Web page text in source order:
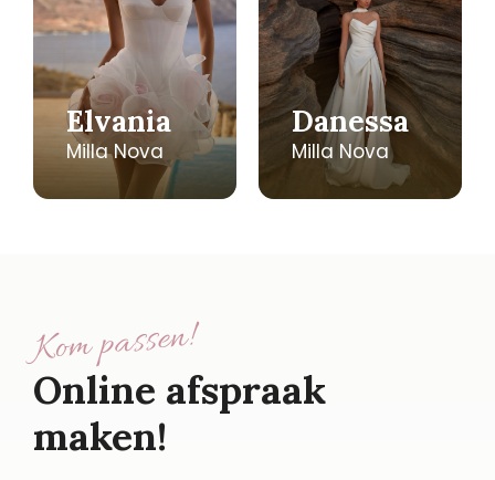
Elvania
Milla Nova
Danessa
Milla Nova
Kom passen!
Online afspraak
maken!